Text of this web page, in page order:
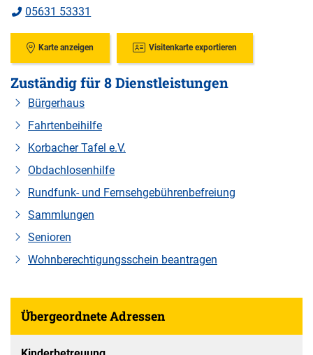
05631 53331
Karte anzeigen Visitenkarte exportieren
Zuständig für 8 Dienstleistungen
Bürgerhaus
Fahrtenbeihilfe
Korbacher Tafel e.V.
Obdachlosenhilfe
Rundfunk- und Fernsehgebührenbefreiung
Sammlungen
Senioren
Wohnberechtigungsschein beantragen
Übergeordnete Adressen